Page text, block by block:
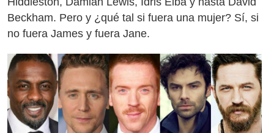
Beckham. Pero y ¿qué tal si fuera una mujer? Sí, si
no fuera James y fuera Jane.